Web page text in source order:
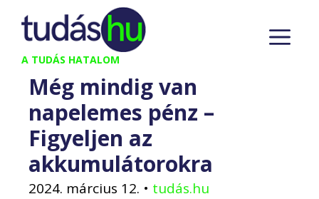
Kilépés
tartalomba
A TUDÁS HATALOM
Még mindig van
napelemes pénz –
Figyeljen az
akkumulátorokra
2024. március 12. • tudás.hu